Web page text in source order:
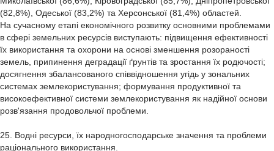
(82,8%), Одеської (83,2%) та Херсонської (81,4%) областей.
На сучасному етапі економічного розвитку основними проблемами
в сфері земельних ресурсів виступають: підвищення ефективності
їх використання та охорони на основі зменшення розораності
земель, припинення деградації ґрунтів та зростання їх родючості;
досягнення збалансованого співвідношення угідь у зональних
системах землекористування; формування продуктивної та
високоефективної системи землекористування як надійної основи
розв'язання продовольчої проблеми.
25. Водні ресурси, їх народногосподарське значення та проблеми
раціонального використання.